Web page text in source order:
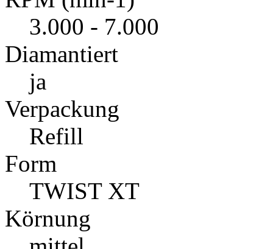
3.000 - 7.000
Diamantiert
ja
Verpackung
Refill
Form
TWIST XT
Körnung